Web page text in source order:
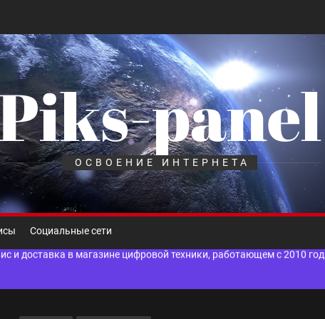
panel
ОСВОЕНИЕ ИНТЕРНЕТА
Социальные сети
принципы работы, риски и способы хранения криптовалют
для ногтевого сервиса, наращивания ресниц и депиляции
оптимизации для коммерческих веб-ресурсов
и доставка в магазине цифровой техники, работающем с 2010 года